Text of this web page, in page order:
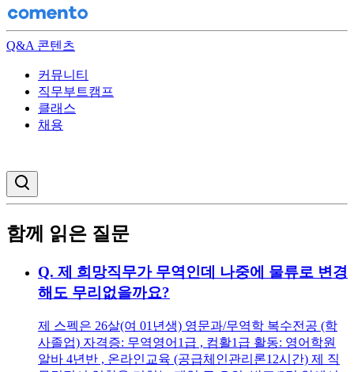
Q&A 콘텐츠
커뮤니티
직무부트캠프
클래스
채용
함께 읽은 질문
Q. 제 희망직무가 무역인데 나중에 물류로 변경
해도 무리없을까요?
제 스펙은 26살(여 01년생) 영문과/무역학 복수전공 (학
사졸업) 자격증: 무역영어1급 , 컴활1급 활동: 영어학원
알바 4년반 , 온라인교육 (공급체인관리론12시간) 제 직